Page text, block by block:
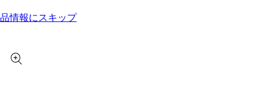
情報にスキップ